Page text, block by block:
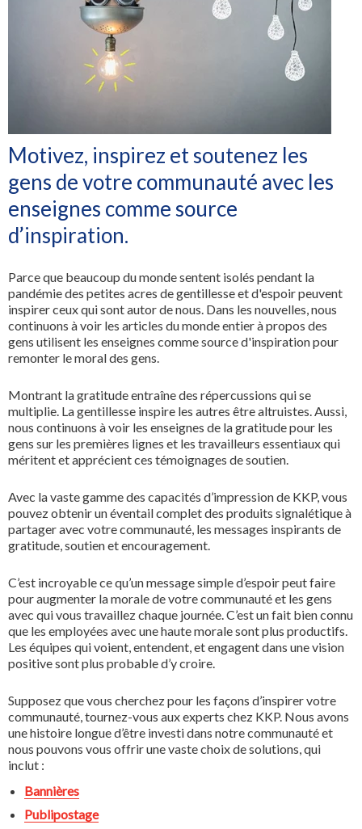
Tous les services
Motivez, inspirez et soutenez les
gens de votre communauté avec les
enseignes comme source
d’inspiration.
Parce que beaucoup du monde sentent isolés pendant la
pandémie des petites acres de gentillesse et d'espoir peuvent
inspirer ceux qui sont autor de nous. Dans les nouvelles, nous
continuons à voir les articles du monde entier à propos des
gens utilisent les enseignes comme source d'inspiration pour
remonter le moral des gens.
Montrant la gratitude entraîne des répercussions qui se
multiplie. La gentillesse inspire les autres être altruistes. Aussi,
nous continuons à voir les enseignes de la gratitude pour les
gens sur les premières lignes et les travailleurs essentiaux qui
méritent et apprécient ces témoignages de soutien.
Avec la vaste gamme des capacités d’impression de KKP, vous
pouvez obtenir un éventail complet des produits signalétique à
partager avec votre communauté, les messages inspirants de
gratitude, soutien et encouragement.
C’est incroyable ce qu’un message simple d’espoir peut faire
pour augmenter la morale de votre communauté et les gens
avec qui vous travaillez chaque journée. C’est un fait bien connu
que les employées avec une haute morale sont plus productifs.
Les équipes qui voient, entendent, et engagent dans une vision
positive sont plus probable d’y croire.
Supposez que vous cherchez pour les façons d’inspirer votre
communauté, tournez-vous aux experts chez KKP. Nous avons
une histoire longue d’être investi dans notre communauté et
nous pouvons vous offrir une vaste choix de solutions, qui
inclut :
Bannières
Publipostage